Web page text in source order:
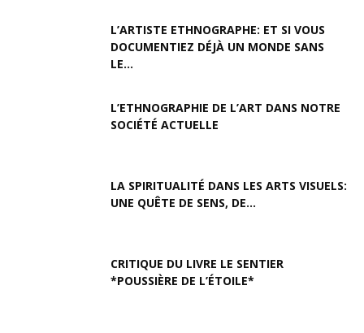
L’ARTISTE ETHNOGRAPHE: ET SI VOUS
DOCUMENTIEZ DÉJÀ UN MONDE SANS
LE...
L’ETHNOGRAPHIE DE L’ART DANS NOTRE
SOCIÉTÉ ACTUELLE
LA SPIRITUALITÉ DANS LES ARTS VISUELS:
UNE QUÊTE DE SENS, DE...
CRITIQUE DU LIVRE LE SENTIER
*POUSSIÈRE DE L’ÉTOILE*